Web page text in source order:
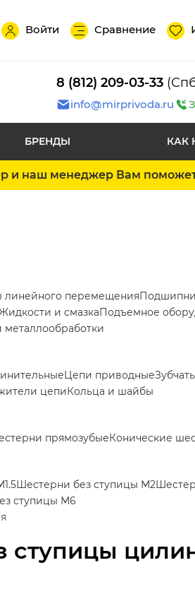
Войти Сравнение
8 (812) 209-03-33
info@mirprivoda.ru
БРЕНДЫ КАК
и наш менеджер Вам
ступицы
линейного перемещения
и смазкаПодъемное
металлообработки
Цепи приводные
цепиКольца и шайбы
прямозубыеКонические
Шестерни без ступицы М2
ступицы М6